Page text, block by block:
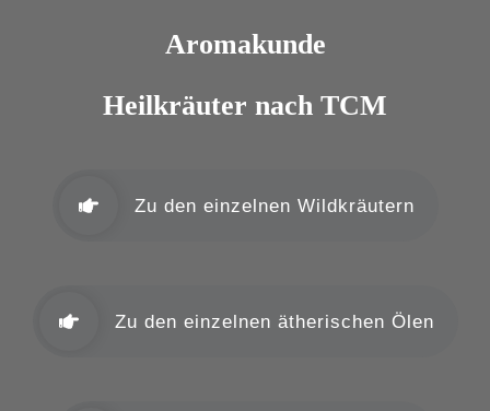
Aromakunde
Heilkräuter nach TCM
Zu den einzelnen Wildkräutern
Zu den einzelnen ätherischen Ölen